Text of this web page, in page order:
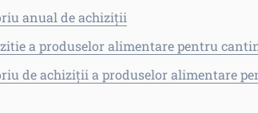
anual de achiziții
a produselor alimentare pentru
de achiziții a produselor alimentare